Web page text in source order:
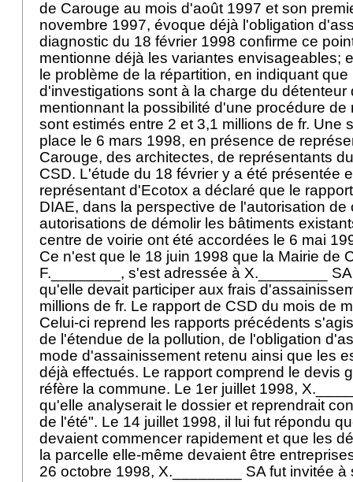
de Carouge au mois d'août 1997 et son
novembre 1997, évoque déjà l'obligation
diagnostic du 18 février 1998 confirme ce
mentionne déjà les variantes envisageables;
le problème de la répartition, en indiquant que
d'investigations sont à la charge du détenteur
mentionnant la possibilité d'une procédure de
sont estimés entre 2 et 3,1 millions de fr. Une
place le 6 mars 1998, en présence de
Carouge, des architectes, de représentants
CSD. L'étude du 18 février y a été présentée
représentant d'Ecotox a déclaré que le
DIAE, dans la perspective de l'autorisation de
autorisations de démolir les bâtiments
centre de voirie ont été accordées le 6 mai
Ce n'est que le 18 juin 1998 que la Mairie de
F.________, s'est adressée à X.________
qu'elle devait participer aux frais
millions de fr. Le rapport de CSD du mois de
Celui-ci reprend les rapports précédents
de l'étendue de la pollution, de l'obligation
mode d'assainissement retenu ainsi que les
déjà effectués. Le rapport comprend le devis
réfère la commune. Le 1er juillet 1998,
qu'elle analyserait le dossier et reprendrait
de l'été". Le 14 juillet 1998, il lui fut répondu
devaient commencer rapidement et que les
la parcelle elle-même devaient être
26 octobre 1998, X.________ SA fut invitée à